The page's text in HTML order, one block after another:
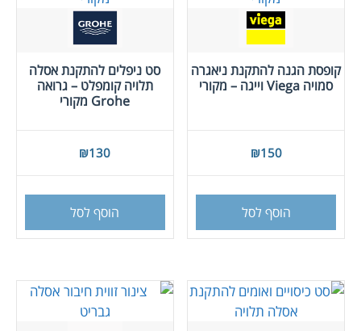
קופסת הגנה להתקנת ניאגרה
סמויה Viega וייגה – מקורי
₪150
הוסף לסל
סט ניפלים להתקנת אסלה
תלויה קומפלט – גרואה
Grohe מקורי
₪130
הוסף לסל